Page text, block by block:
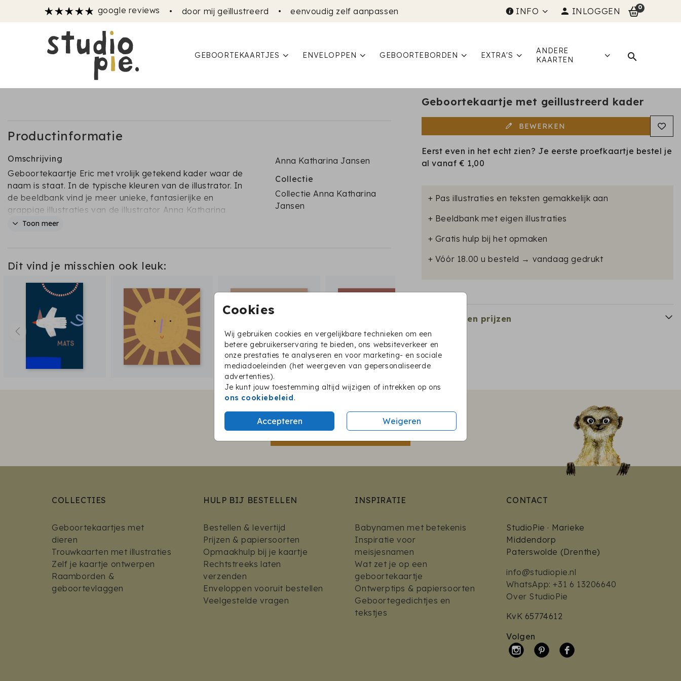
google reviews • door mij geïllustreerd • eenvoudig zelf aanpassen INFO INLOGGEN 0
GEBOORTEKAARTJES ENVELOPPEN GEBOORTEBORDEN EXTRA'S
ANDERE
KAARTEN
Cookies
Wij gebruiken cookies en vergelijkbare technieken om een
betere gebruikerservaring te bieden, ons websiteverkeer en
onze prestaties te analyseren en voor marketing- en sociale
mediadoeleinden (het weergeven van gepersonaliseerde
advertenties).
Je kunt jouw toestemming altijd wijzigen of intrekken op ons
ons cookiebeleid.
Accepteren Weigeren
Productinformatie
Omschrijving
Geboortekaartje Eric met vrolijk getekend kader waar de
naam is staat. In de typische kleuren van de illustrator. In
de beeldbank vind je meer unieke, fantasierijke en
grappige illustraties van de illustrator Anna Katharina
Jansen studiopie + anna katharina jansen
Toon meer
Anna Katharina Jansen
Collectie
Collectie Anna Katharina
Jansen
Dit vind je misschien ook leuk:
Geboortekaartje met geillustreerd kader
BEWERKEN
Eerst even in het echt zien? Je eerste proefkaartje bestel je
al vanaf € 1,00
+ Pas illustraties en teksten gemakkelijk aan
+ Beeldbank met eigen illustraties
+ Gratis hulp bij het opmaken
+ Vóór 18.00 u besteld → vandaag gedrukt
Formaten en prijzen
Twijfel je nog?
COLLECTIES
Geboortekaartjes met
dieren
Trouwkaarten met illustraties
Zelf je kaartje ontwerpen
Raamborden &
geboortevlaggen
HULP BIJ BESTELLEN
Bestellen & levertijd
Prijzen & papiersoorten
Opmaakhulp bij je kaartje
Rechtstreeks laten
verzenden
Enveloppen vooruit bestellen
Veelgestelde vragen
INSPIRATIE
Babynamen met betekenis
Inspiratie voor
meisjesnamen
Wat zet je op een
geboortekaartje
Ontwerptips & papiersoorten
Geboortegedichtjes en
tekstjes
CONTACT
StudioPie · Marieke
Middendorp
Paterswolde (Drenthe)
info@studiopie.nl
WhatsApp: +31 6 13206640
Over StudioPie
KvK 65774612
Volgen